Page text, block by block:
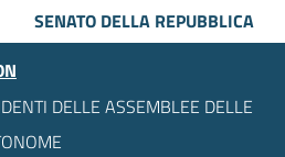
SENATO DELLA REPUBBLICA
DELLE ASSEMBLEE DELLE